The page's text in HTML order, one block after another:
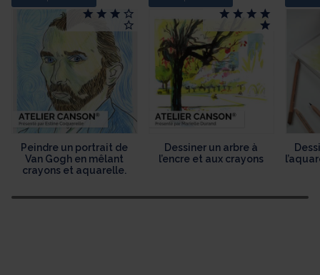
Peindre un portrait de
Van Gogh en mêlant
crayons et aquarelle.
Dessiner un arbre à
l’encre et aux crayons